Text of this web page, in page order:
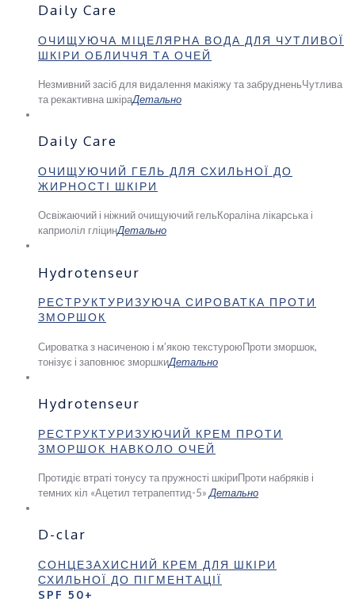
Daily Care
ОЧИЩУЮЧА МІЦЕЛЯРНА ВОДА ДЛЯ ЧУТЛИВОЇ
ШКІРИ ОБЛИЧЧЯ ТА ОЧЕЙ
Незмивний засіб для видалення макіяжу та забрудненьЧутлива
та рекактивна шкіраДетально
Daily Care
ОЧИЩУЮЧИЙ ГЕЛЬ ДЛЯ СХИЛЬНОЇ ДО
ЖИРНОСТІ ШКІРИ
Освіжаючий і ніжний очищуючий гельКораліна лікарська і
каприоліл гліцинДетально
Hydrotenseur
РЕСТРУКТУРИЗУЮЧА СИРОВАТКА ПРОТИ
ЗМОРШОК
Сироватка з насиченою і м’якою текстуроюПроти зморшок,
тонізує і заповнює зморшкиДетально
Hydrotenseur
РЕСТРУКТУРИЗУЮЧИЙ КРЕМ ПРОТИ
ЗМОРШОК НАВКОЛО ОЧЕЙ
Протидіє втраті тонусу та пружності шкіриПроти набряків і
темних кіл «Ацетил тетрапептид-5» Детально
D-clar
СОНЦЕЗАХИСНИЙ КРЕМ ДЛЯ ШКІРИ
СХИЛЬНОЇ ДО ПІГМЕНТАЦІЇ
SPF 50+